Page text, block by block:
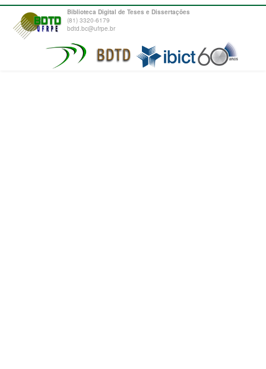
Biblioteca Digital de Teses e Dissertações
(81) 3320-6179
bdtd.bc@ufrpe.br